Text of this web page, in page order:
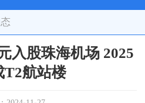
入股珠海机场 2025
T2航站楼